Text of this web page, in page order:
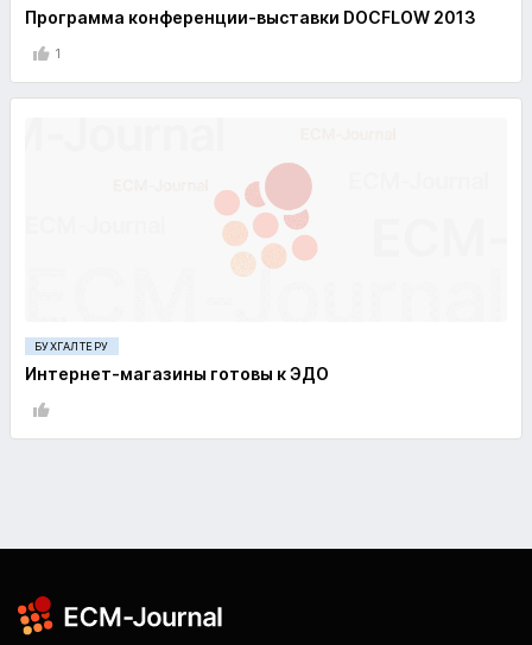
Программа конференции-выставки DOCFLOW 2013
1
БУХГАЛТЕРУ
Интернет-магазины готовы к ЭДО